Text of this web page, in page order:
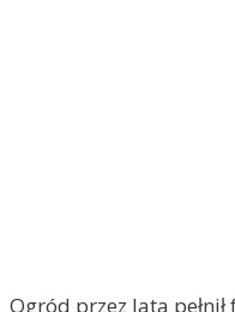
Ogród przez lata